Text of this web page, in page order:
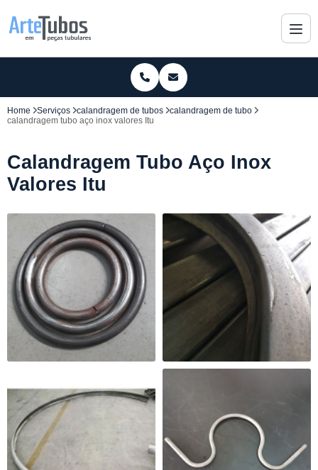
Home Serviços calandragem de tubos
calandragem de tubo
calandragem tubo aço inox valores Itu
Calandragem Tubo Aço Inox
Valores Itu